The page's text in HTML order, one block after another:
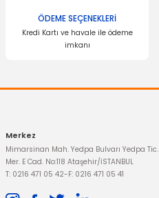
2.796,88 TL
ÖDEME SEÇENEKLERİ
Kredi Kartı ve havale ile ödeme
imkanı
Merkez
Mimarsinan Mah. Yedpa Bulvarı Yedpa Tic.
Mer. E Cad. No:118 Ataşehir/İSTANBUL
T: 0216 471 05 42-F: 0216 471 05 41